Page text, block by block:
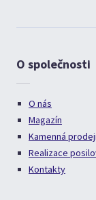
O společnosti
O nás
Magazín
Kamenná
Realizace
Kontakty